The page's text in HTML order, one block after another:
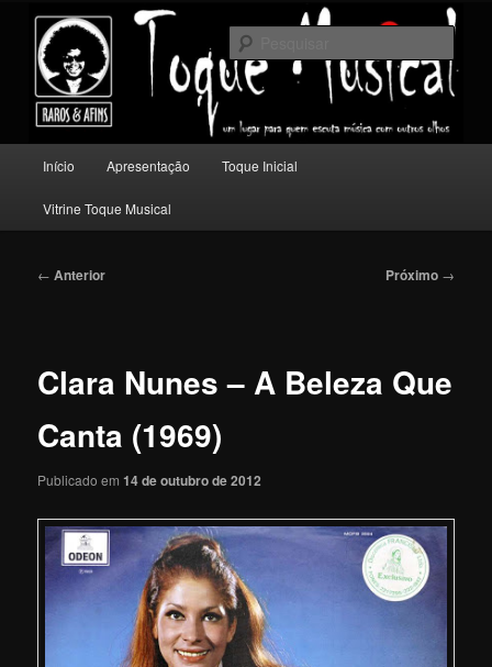
conteúdo
principalToque Musical
Um lugar para quem escuta música com outros olhos.
principal
Início Apresentação Toque Inicial
Vitrine Toque Musical
Navegação
← Anterior Próximo →
Clara Nunes – A Beleza Que
Canta (1969)
Publicado em14 de outubro de 2012